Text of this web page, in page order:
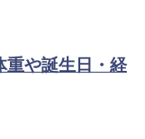
重や誕生日・経